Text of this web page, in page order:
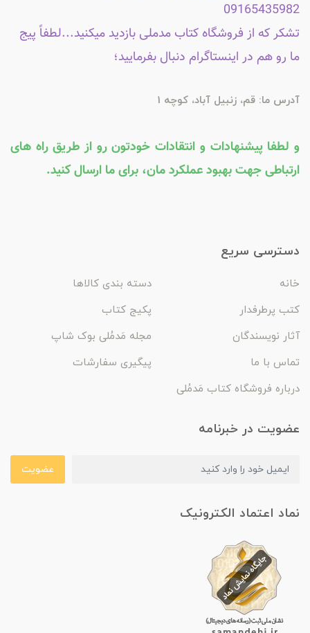
09165435982
تشکر که از فروشگاه کتاب مدملی بازدید میکنید...لطفاً پیج
ما رو هم در اینستاگرام دنبال بفرمایید؛
آدرس ما: قم، زنبیل آباد، کوچه 1
و لطفا پیشنهادات و انتقادات خودتون رو از طریق راه های
ارتباطی جهت بهبود عملکرد مان، برای ما ارسال کنید.
دسترسی سریع
خانه
دسته بندی کالاها
کتب پرطرفدار
پکیج کتاب
آثار نویسندگان
مجله مَدمُلی بوک شاپ
تماس با ما
پیگیری سفارشات
درباره فروشگاه کتاب مَدمُلی
عضویت در خبرنامه
عضویت
نماد اعتماد الکترونیک